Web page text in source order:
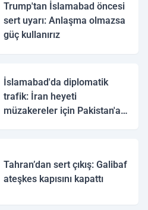
Trump'tan İslamabad öncesi
sert uyarı: Anlaşma olmazsa
güç kullanırız
İslamabad'da diplomatik
trafik: İran heyeti
müzakereler için Pakistan'a
Tahran’dan sert çıkış: Galibaf
ateşkes kapısını kapattı